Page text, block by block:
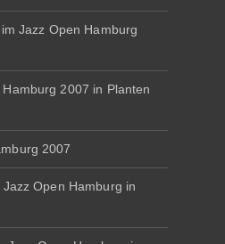
Jazz Open Hamburg
2007 in Planten
2007
Open Hamburg in